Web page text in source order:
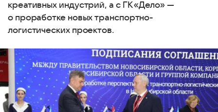
креативных индустрий, а с ГК «Дело» —
о проработке новых транспортно-
логистических проектов.